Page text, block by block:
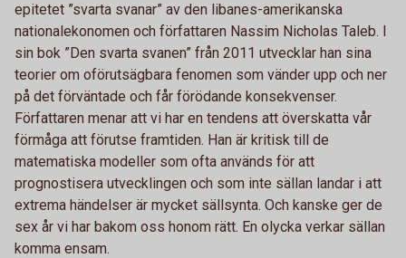
epitetet ”svarta svanar” av den libanes-amerikanska
nationalekonomen och författaren Nassim Nicholas Taleb. I
sin bok ”Den svarta svanen” från 2011 utvecklar han sina
teorier om oförutsägbara fenomen som vänder upp och ner
på det förväntade och får förödande konsekvenser.
Författaren menar att vi har en tendens att överskatta vår
förmåga att förutse framtiden. Han är kritisk till de
matematiska modeller som ofta används för att
prognostisera utvecklingen och som inte sällan landar i att
extrema händelser är mycket sällsynta. Och kanske ger de
sex år vi har bakom oss honom rätt. En olycka verkar sällan
komma ensam.